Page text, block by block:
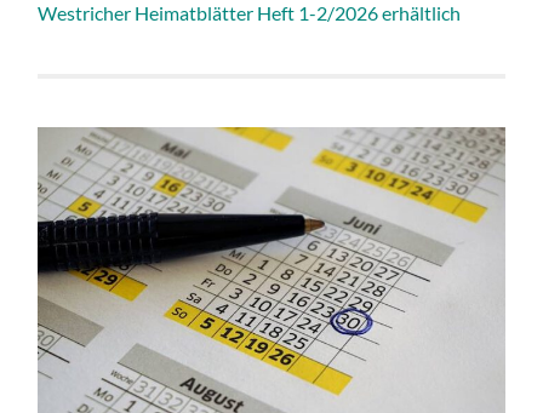
Westricher Heimatblätter Heft 1-2/2026 erhältlich